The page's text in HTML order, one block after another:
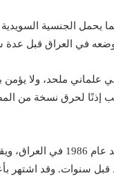
يحمل الجنسية
علماني ملحد، ولا يؤمن
طلب إذنًا لحرق نسخة من
سَلوان مُوميكا يبلغ من
سنوات. وقد اشتهر